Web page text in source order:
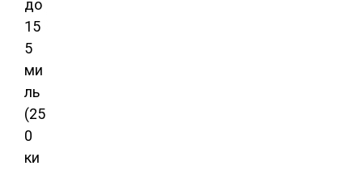
до
15
5
ми
ль
(25
0
ки